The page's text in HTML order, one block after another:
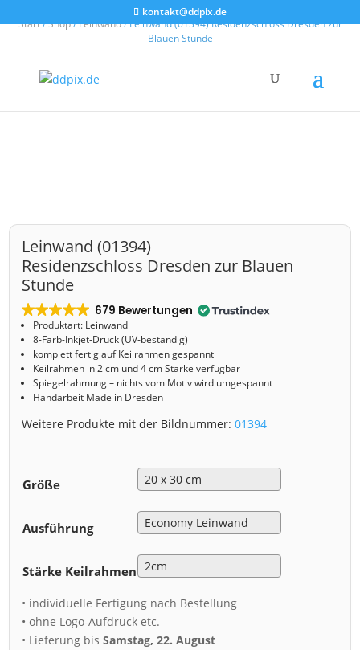
kontakt@ddpix.de
Start/Shop/Leinwand/ Leinwand (01394) Residenzschloss Dresden zur
Blauen Stunde
Leinwand (01394)
Residenzschloss Dresden zur Blauen
Stunde
679 Bewertungen
Produktart: Leinwand
8-Farb-Inkjet-Druck (UV-beständig)
komplett fertig auf Keilrahmen gespannt
Keilrahmen in 2 cm und 4 cm Stärke verfügbar
Spiegelrahmung – nichts vom Motiv wird umgespannt
Handarbeit Made in Dresden
Weitere Produkte mit der Bildnummer:01394
Größe
Ausführung
Stärke Keilrahmen
• individuelle Fertigung nach Bestellung
• ohne Logo-Aufdruck etc.
• Lieferung bisSamstag, 22. August